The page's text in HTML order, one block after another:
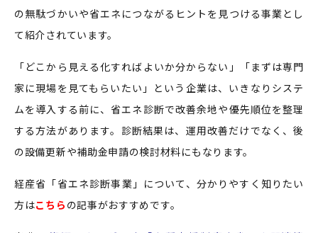
の無駄づかいや省エネにつながるヒントを見つける事業とし
て紹介されています。
「どこから見える化すればよいか分からない」「まずは専門
家に現場を見てもらいたい」という企業は、いきなりシステ
ムを導入する前に、省エネ診断で改善余地や優先順位を整理
する方法があります。診断結果は、運用改善だけでなく、後
の設備更新や補助金申請の検討材料にもなります。
経産省「省エネ診断事業」について、分かりやすく知りたい
方はこちら の記事がおすすめです。